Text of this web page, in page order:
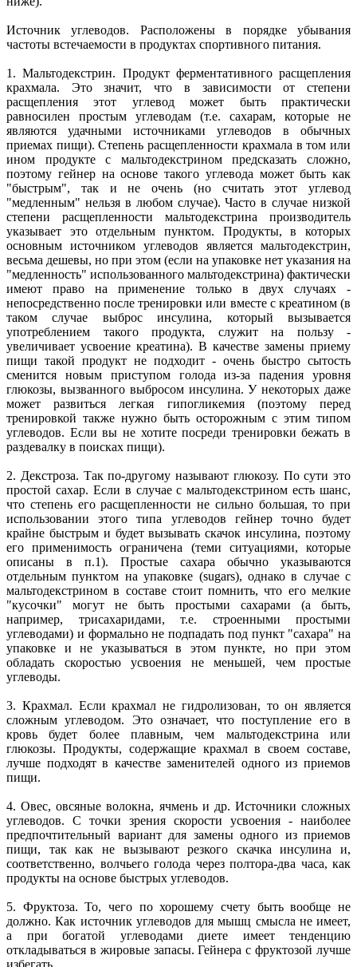
Источник углеводов. Расположены в порядке убывания
частоты встечаемости в продуктах спортивного питания.
1. Мальтодекстрин. Продукт ферментативного расщепления
крахмала. Это значит, что в зависимости от степени
расщепления этот углевод может быть практически
равносилен простым углеводам (т.е. сахарам, которые не
являются удачными источниками углеводов в обычных
приемах пищи). Степень расщепленности крахмала в том или
ином продукте с мальтодекстрином предсказать сложно,
поэтому гейнер на основе такого углевода может быть как
"быстрым", так и не очень (но считать этот углевод
"медленным" нельзя в любом случае). Часто в случае низкой
степени расщепленности мальтодекстрина производитель
указывает это отдельным пунктом. Продукты, в которых
основным источником углеводов является мальтодекстрин,
весьма дешевы, но при этом (если на упаковке нет указания на
"медленность" использованного мальтодекстрина) фактически
имеют право на применение только в двух случаях -
непосредственно после тренировки или вместе с креатином (в
таком случае выброс инсулина, который вызывается
употреблением такого продукта, служит на пользу -
увеличивает усвоение креатина). В качестве замены приему
пищи такой продукт не подходит - очень быстро сытость
сменится новым приступом голода из-за падения уровня
глюкозы, вызванного выбросом инсулина. У некоторых даже
может развиться легкая гипогликемия (поэтому перед
тренировкой также нужно быть осторожным с этим типом
углеводов. Если вы не хотите посреди тренировки бежать в
раздевалку в поисках пищи).
2. Декстроза. Так по-другому называют глюкозу. По сути это
простой сахар. Если в случае с мальтодекстрином есть шанс,
что степень его расщепленности не сильно большая, то при
использовании этого типа углеводов гейнер точно будет
крайне быстрым и будет вызывать скачок инсулина, поэтому
его применимость ограничена (теми ситуациями, которые
описаны в п.1). Простые сахара обычно указываются
отдельным пунктом на упаковке (sugars), однако в случае с
мальтодекстрином в составе стоит помнить, что его мелкие
"кусочки" могут не быть простыми сахарами (а быть,
например, трисахаридами, т.е. строенными простыми
углеводами) и формально не подпадать под пункт "сахара" на
упаковке и не указываться в этом пункте, но при этом
обладать скоростью усвоения не меньшей, чем простые
углеводы.
3. Крахмал. Если крахмал не гидролизован, то он является
сложным углеводом. Это означает, что поступление его в
кровь будет более плавным, чем мальтодекстрина или
глюкозы. Продукты, содержащие крахмал в своем составе,
лучше подходят в качестве заменителей одного из приемов
пищи.
4. Овес, овсяные волокна, ячмень и др. Источники сложных
углеводов. С точки зрения скорости усвоения - наиболее
предпочтительный вариант для замены одного из приемов
пищи, так как не вызывают резкого скачка инсулина и,
соответственно, волчьего голода через полтора-два часа, как
продукты на основе быстрых углеводов.
5. Фруктоза. То, чего по хорошему счету быть вообще не
должно. Как источник углеводов для мышц смысла не имеет,
а при богатой углеводами диете имеет тенденцию
откладываться в жировые запасы. Гейнера с фруктозой лучше
избегать.